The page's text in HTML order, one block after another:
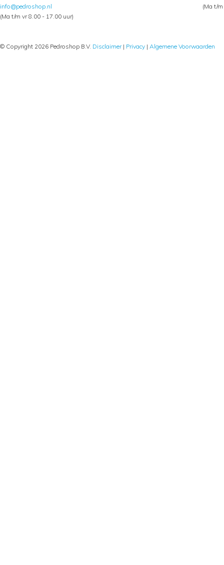
info@pedroshop.nl
(Ma t/m vr 8.00 - 17.00 uur)
(Ma t/
© Copyright 2026 Pedroshop B.V. Disclaimer| Privacy | Algemene Voorwaarden